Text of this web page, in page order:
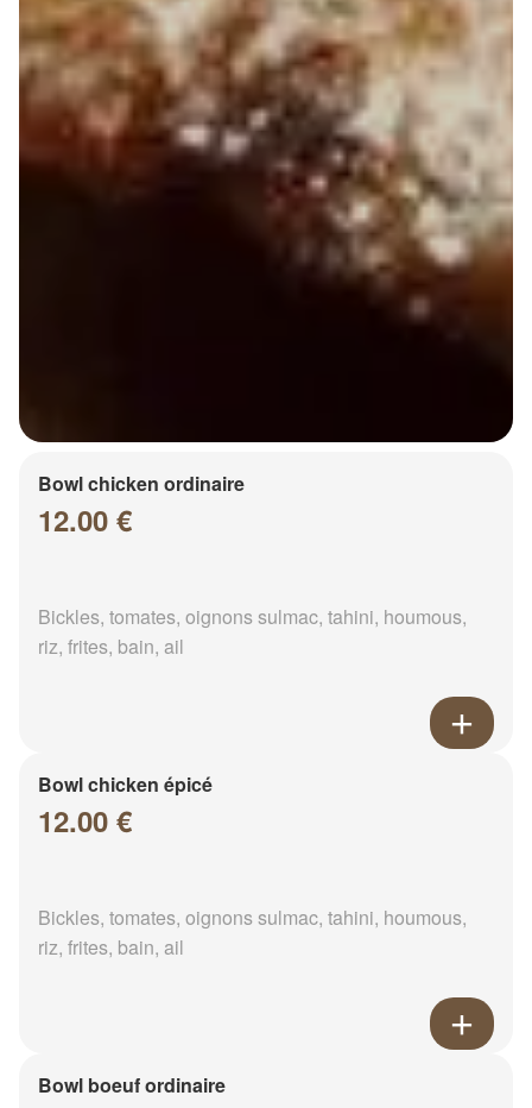
Bowl chicken ordinaire
12.00 €
Bickles, tomates, oignons sulmac, tahini, houmous,
riz, frites, bain, ail
Bowl chicken épicé
12.00 €
Bickles, tomates, oignons sulmac, tahini, houmous,
riz, frites, bain, ail
Bowl boeuf ordinaire